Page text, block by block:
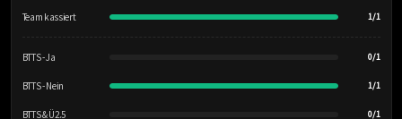
Team kassiert 1/1
BTTS - Ja 0/1
BTTS - Nein 1/1
BTTS & Ü2.5 0/1